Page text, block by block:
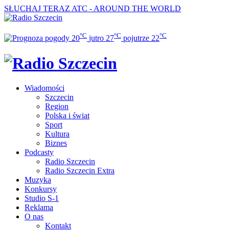
SŁUCHAJ TERAZ ATC - AROUND THE WORLD
20°C jutro 27°C pojutrze 22°C
Wiadomości
Szczecin
Region
Polska i świat
Sport
Kultura
Biznes
Podcasty
Radio Szczecin
Radio Szczecin Extra
Muzyka
Konkursy
Studio S-1
Reklama
O nas
Kontakt